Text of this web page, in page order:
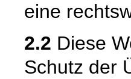
eine
2.2 Diese
Schutz der